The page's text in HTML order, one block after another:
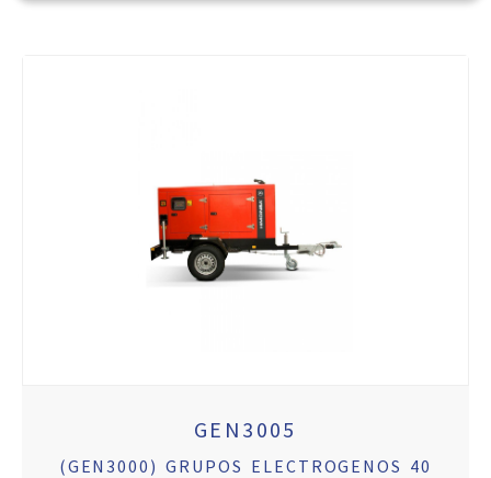
GEN3005
(GEN3000) GRUPOS ELECTROGENOS 40